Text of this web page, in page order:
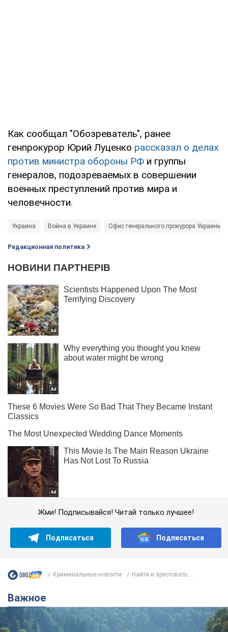
Как сообщал "Обозреватель", ранее
генпрокурор Юрий Луценко рассказал о делах
против министра обороны РФ и группы
генералов, подозреваемых в совершении
военных преступлений против мира и
человечности.
Украина Война в Украине Офис генерального прокурора Украины
Редакционная политика
Жми! Подписывайся! Читай только лучшее!
Подписаться Подписаться
Криминальные новости Найти и арестовать:...
Важное